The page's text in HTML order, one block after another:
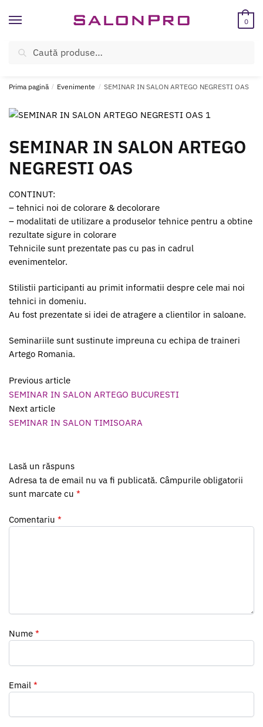
Caută
Caută
0
ÎNREGISTREAZĂ-TE SI BENEFICIEAZĂ DE CADOURI ȘI REDUCERI
Prima pagină / Evenimente / SEMINAR IN SALON ARTEGO NEGRESTI OAS
SEMINAR IN SALON ARTEGO
NEGRESTI OAS
CONTINUT:
– tehnici noi de colorare & decolorare
– modalitati de utilizare a produselor tehnice pentru a obtine
rezultate sigure in colorare
Tehnicile sunt prezentate pas cu pas in cadrul
evenimentelor.
Stilistii participanti au primit informatii despre cele mai noi
tehnici in domeniu.
Au fost prezentate si idei de atragere a clientilor in saloane.
Seminariile sunt sustinute impreuna cu echipa de traineri
Artego Romania.
Previous article
SEMINAR IN SALON ARTEGO BUCURESTI
Next article
SEMINAR IN SALON TIMISOARA
Lasă un răspuns
Adresa ta de email nu va fi publicată. Câmpurile obligatorii
sunt marcate cu *
Comentariu *
Nume *
Email *